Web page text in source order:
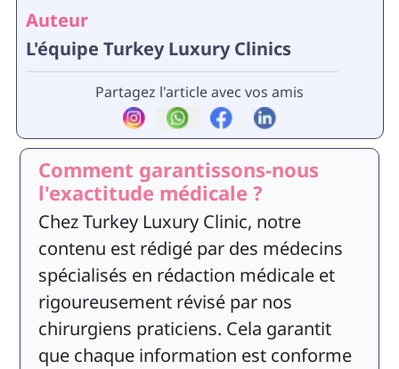
Auteur
L'équipe Turkey Luxury Clinics
Partagez l'article avec vos amis
Comment garantissons-nous
l'exactitude médicale ?
Chez Turkey Luxury Clinic, notre
contenu est rédigé par des médecins
spécialisés en rédaction médicale et
rigoureusement révisé par nos
chirurgiens praticiens. Cela garantit
que chaque information est conforme